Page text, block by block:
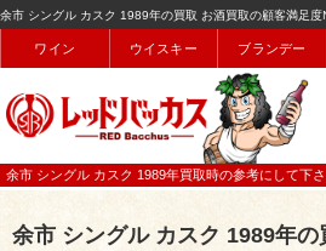
余市 シングル カスク 1989年の買取 お酒買取の顧客満足
ワイン ウイスキー ブランデー
余市 シングル カスク 1989年買取時の参考にして下さ
余市 シングル カスク 1989年の